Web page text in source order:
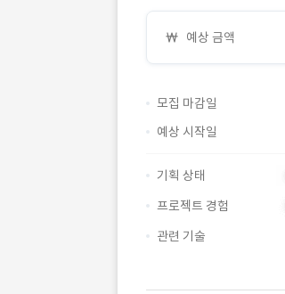
예상 금액
모집 마감일
예상 시작일
기획 상태
프로젝트 경험
관련 기술